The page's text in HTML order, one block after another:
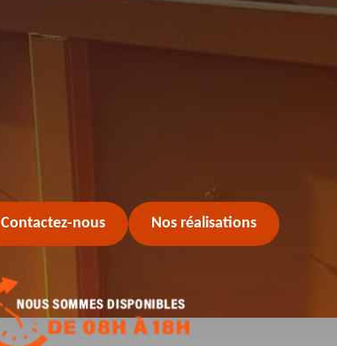
Contactez-nous Nos réalisations